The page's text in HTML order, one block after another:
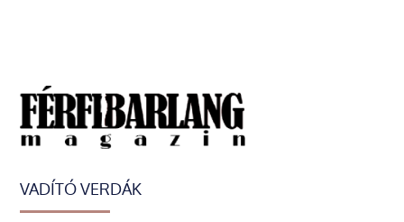
VADÍTÓ VERDÁK